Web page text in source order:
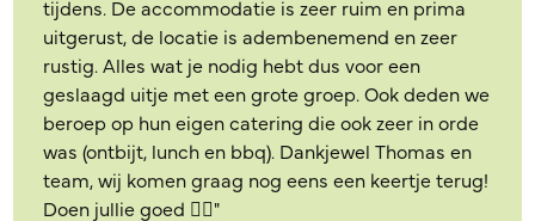
tijdens. De accommodatie is zeer ruim en prima
uitgerust, de locatie is adembenemend en zeer
rustig. Alles wat je nodig hebt dus voor een
geslaagd uitje met een grote groep. Ook deden we
beroep op hun eigen catering die ook zeer in orde
was (ontbijt, lunch en bbq). Dankjewel Thomas en
team, wij komen graag nog eens een keertje terug!
Doen jullie goed 👍🏼"